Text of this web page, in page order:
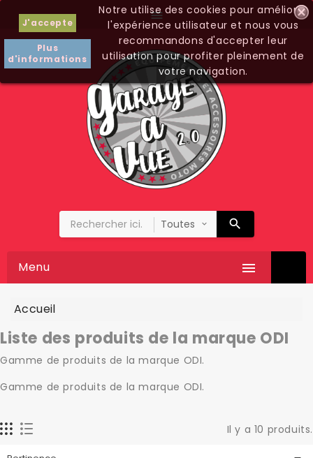

J'accepte
Plus
d'informations
Notre utilise des cookies pour améliorer
l'expérience utilisateur et nous vous
recommandons d'accepter leur
utilisation pour profiter pleinement de
votre navigation.

Menu
Accueil
Liste des produits de la marque ODI
Gamme de produits de la marque ODI.
Gamme de produits de la marque ODI.
Il y a 10 produits.